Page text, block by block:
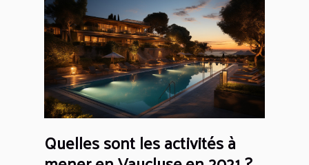
Quelles sont les activités à